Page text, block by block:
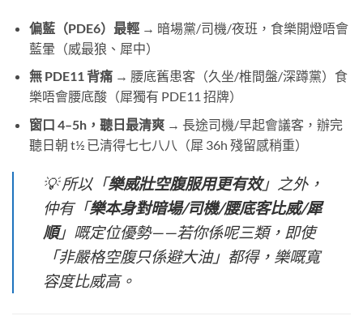
偏藍（PDE6）最輕​ → 暗場黨/司機/夜班，食樂開燈唔會
藍暈（威最狼、犀中）
無 PDE11 背痛​ → 腰底舊患客（久坐/椎間盤/深蹲黨）食
樂唔會腰底酸（犀獨有 PDE11 招牌）
窗口 4–5h，聽日最清爽​ → 長途司機/早起會議客，辦完
聽日朝 t½ 已清得七七八八（犀 36h 殘留感稍重）
💡 所以「樂威壯空腹服用更有效」之外，
仲有「樂本身對暗場/司機/腰底客比威/犀
順」嘅定位優勢——若你係呢三類，即使
「非嚴格空腹只係避大油」都得，樂嘅寬
容度比威高。